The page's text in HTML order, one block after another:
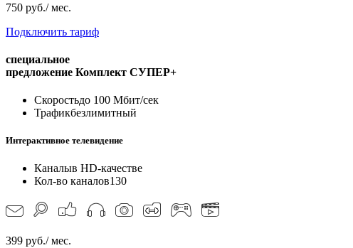
750 руб./ мес.
Подключить тариф
специальное
предложение Комплект СУПЕР+
Скоростьдо 100 Мбит/сек
Трафикбезлимитный
Интерактивное телевидение
Каналыв HD-качестве
Кол-во каналов130
399 руб./ мес.